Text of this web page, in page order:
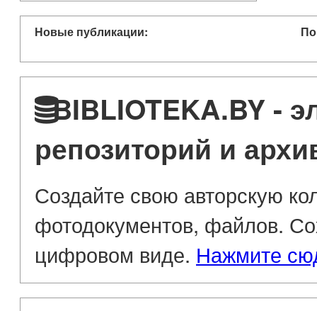
Новые публикации:
BIBLIOTEKA.BY -
репозиторий и
Создайте свою авторскую
фотодокументов, файлов.
цифровом виде. Нажмите